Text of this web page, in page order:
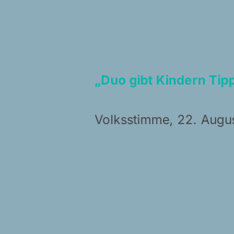
„Duo gibt Kindern
Volksstimme, 22.